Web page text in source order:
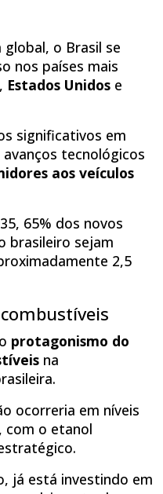
o Brasil se
nos países mais
, Estados Unidos e
significativos em
tecnológicos
aos veículos
65% dos novos
brasileiro sejam
2,5
protagonismo do
na
ocorreria em níveis
com o etanol
já está investindo em